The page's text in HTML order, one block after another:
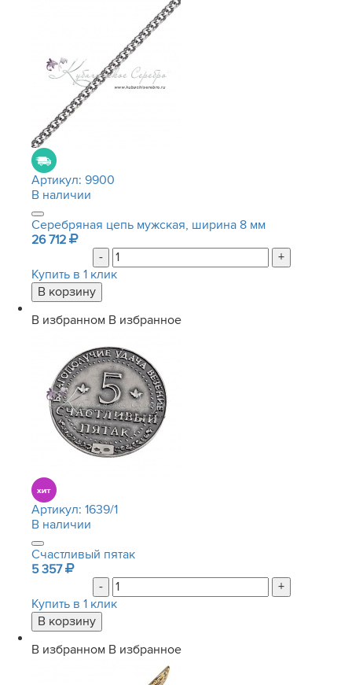
Артикул: 9900
В наличии
Серебряная цепь мужская, ширина 8 мм
26 712
-
+
Купить в 1 клик
В избранном В избранное
Артикул: 1639/1
В наличии
Счастливый пятак
5 357
-
+
Купить в 1 клик
В избранном В избранное